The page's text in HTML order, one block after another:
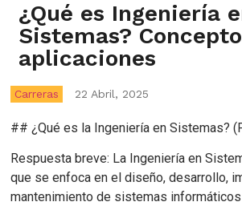
¿Qué es Ingeniería
Sistemas?
aplicaciones
Carreras 22 Abril, 2025
## ¿Qué es la Ingeniería en Sistemas?
Respuesta breve: La Ingeniería en
que se enfoca en el diseño, desarrollo,
mantenimiento de sistemas